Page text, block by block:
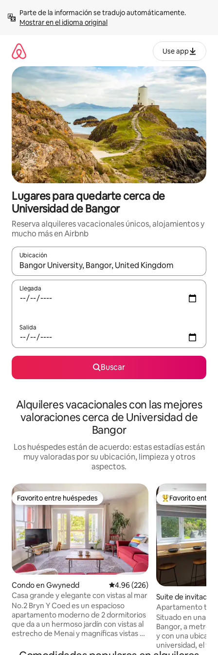
contenidoMostrar en el idioma original
Use app
Lugares para quedarte cerca de
Universidad de Bangor
Reserva alquileres vacacionales únicos, alojamientos y
mucho más en Airbnb
Ubicación
Cuando los resultados estén disponibles, navega con las
Llegada
Salida
Buscar
Alquileres vacacionales con las mejores
valoraciones cerca de Universidad de
Bangor
Los huéspedes están de acuerdo: estas estadías están
muy valoradas por su ubicación, limpieza y otros
aspectos.
Favorito entre huéspedes
Favorito entre huéspedes
Condo en Gwynedd Calificación promedio: 4.96 de
4.96 (226)
Casa grande y elegante con vistas al mar
No.2 Bryn Y Coed es un espacioso
apartamento moderno de 2 dormitorios
que da a un hermoso jardín con vistas al
estrecho de Menai y magníficas vistas a
tranquila y silenciosa, pero cerca de la
Favorito entre
Favorito entre
Suite de invitados
edd
Apartamento tipo
tranquila de
Situado en una
Bangor, a metros
y con una
universidad, el